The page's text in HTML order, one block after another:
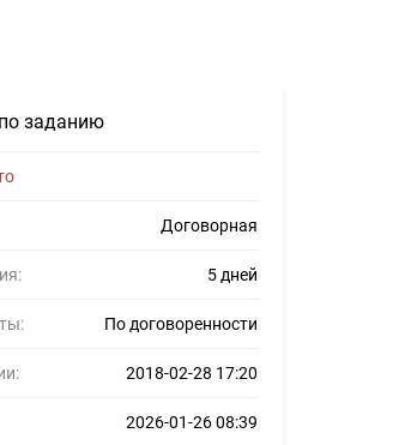
заданию
Договорная
5 дней
По договоренности
2018-02-28 17:20
2026-01-26 08:39